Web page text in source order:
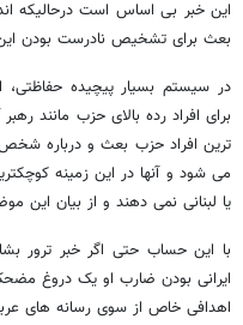
این خبر بی اساس است درحالیکه
بعث برای تشخیص نادرست بودن
در سیستم بسیار پیچیده
برای افراد رده بالای حزب مانند
ترین افراد حزب بعث و درباره
می شود و آنها در این زمینه
یا لبنانی نمی دهند و از بیان این
با این حساب حتی اگر خبر ترور
ایرانی بودن ضارب او یک دروغ
اهدافی خاص از سوی رسانه های